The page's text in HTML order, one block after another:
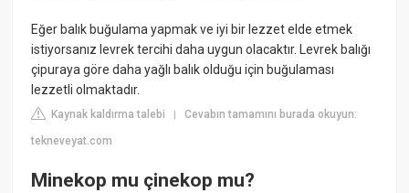
Eğer balık buğulama yapmak ve iyi bir lezzet elde etmek
istiyorsanız levrek tercihi daha uygun olacaktır. Levrek balığı
çipuraya göre daha yağlı balık olduğu için buğulaması
lezzetli olmaktadır.
Kaynak kaldırma talebi |Cevabın tamamını burada okuyun:
tekneveyat.com
Minekop mu çinekop mu?